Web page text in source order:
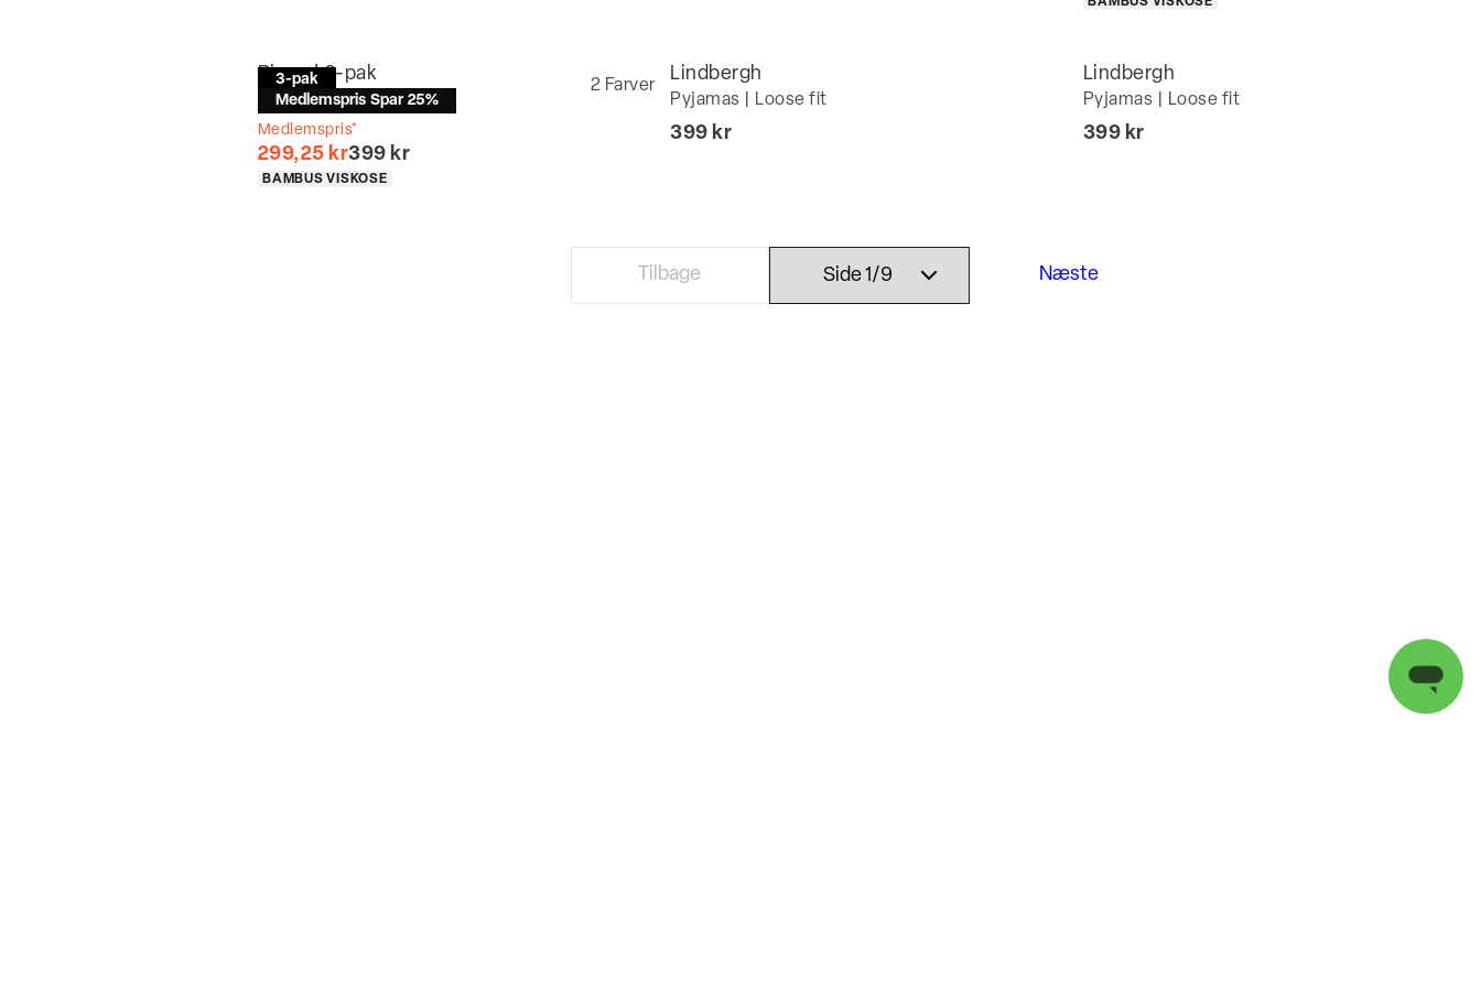
3-pak
Medlemspris Spar 25%
Bison | 3-pak
Tights
2 Farver
Medlemspris*
299,25 krI alt (uden rabat)
399 kr
Produkt egenskaber
BAMBUS VISKOSE
Lindbergh
Pyjamas | Loose fit
I alt (inkl. rabat)
399 kr
Lindbergh
Pyjamas | Loose fit
I alt (inkl. rabat)
399 kr
Tilbage Næste